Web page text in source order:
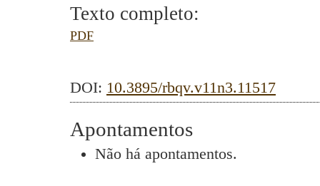
Texto completo:
PDF
DOI: 10.3895/rbqv.v11n3.11517
Apontamentos
Não há apontamentos.